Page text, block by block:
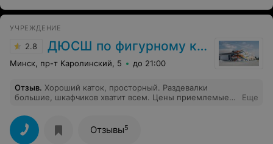
УЧРЕЖДЕНИЕ
2.8 ДЮСШ по фигурному катанию
Минск, пр-т Каролинский, 5 до 21:00
Отзыв. Хороший каток, просторный. Раздевалки
большие, шкафчиков хватит всем. Цены приемлемые!
коньках с детьми сходить покататься и можно сходить
размятся в тренажёрный зал и сауну!
Еще
Отзывы5